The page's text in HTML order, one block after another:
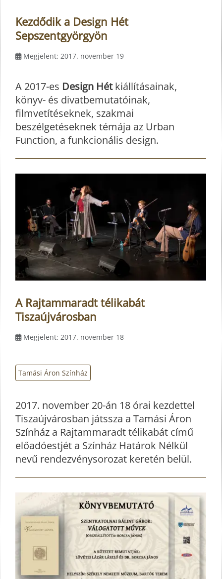
Kezdődik a Design Hét
Sepszentgyörgyön
Megjelent: 2017. november 19
A 2017-es Design Hétkiállításainak,
könyv- és divatbemutatóinak,
filmvetítéseknek, szakmai
beszélgetéseknek témája az Urban
Function, a funkcionális design.
A Rajtammaradt télikabát
Tiszaújvárosban
Megjelent: 2017. november 18
Tamási Áron Színház
2017. november 20-án 18 órai kezdettel
Tiszaújvárosban játssza a Tamási Áron
Színház a Rajtammaradt télikabát című
előadóestjét a Színház Határok Nélkül
nevű rendezvénysorozat keretén belül.